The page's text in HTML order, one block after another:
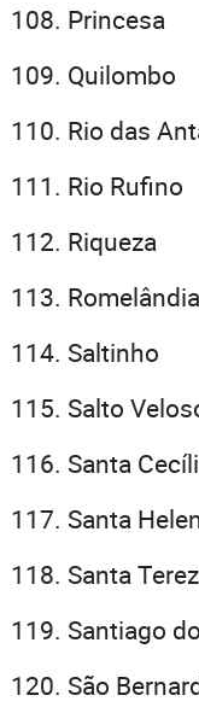
Princesa
Quilombo
Rio das
Rio Rufino
Riqueza
Romelândia
Saltinho
Salto
Santa
Santa
Santa
Santiago
São